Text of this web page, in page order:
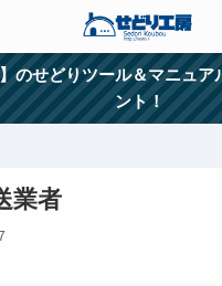
のせどりツール＆マニュア
ント！
業者